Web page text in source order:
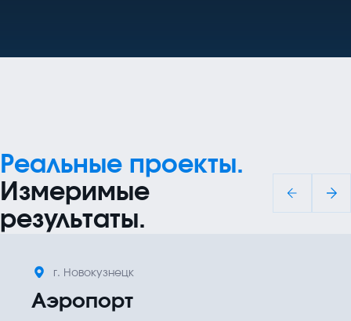
Реальные проекты.
Измеримые
результаты.
г. Новокузнецк
Аэропорт